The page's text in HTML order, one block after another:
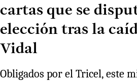
cartas que se
elección tras la
Vidal
Obligados por el Tricel, este